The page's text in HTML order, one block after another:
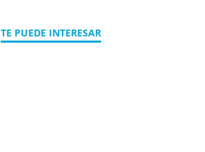
TE PUEDE INTERESAR